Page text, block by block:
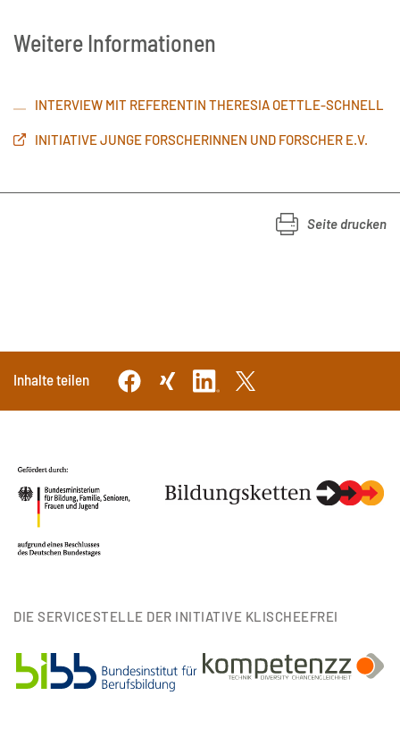
Weitere Informationen
INTERVIEW MIT REFERENTIN THERESIA OETTLE-SCHNELL
INITIATIVE JUNGE FORSCHERINNEN UND FORSCHER E.V.
Seite drucken
Inhalte teilen
DIE SERVICESTELLE DER INITIATIVE KLISCHEEFREI